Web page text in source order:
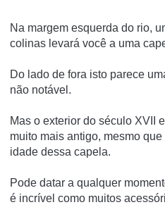
Na margem esquerda do rio,
colinas levará você a uma
Do lado de fora isto parece
não notável.
Mas o exterior do século XVII
muito mais antigo, mesmo
idade dessa capela.
Pode datar a qualquer
é incrível como muitos